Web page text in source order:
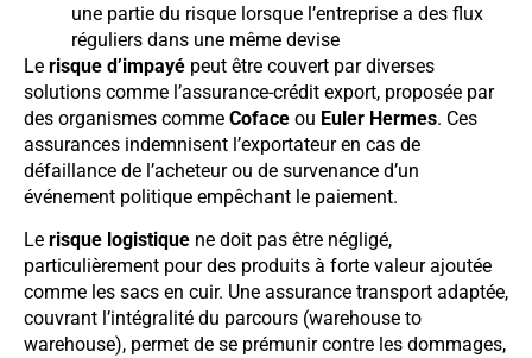
une partie du risque lorsque l’entreprise a des flux
réguliers dans une même devise
Le risque d’impayé peut être couvert par diverses
solutions comme l’assurance-crédit export, proposée par
des organismes comme Coface ou Euler Hermes. Ces
assurances indemnisent l’exportateur en cas de
défaillance de l’acheteur ou de survenance d’un
événement politique empêchant le paiement.
Le risque logistique ne doit pas être négligé,
particulièrement pour des produits à forte valeur ajoutée
comme les sacs en cuir. Une assurance transport adaptée,
couvrant l’intégralité du parcours (warehouse to
warehouse), permet de se prémunir contre les dommages,